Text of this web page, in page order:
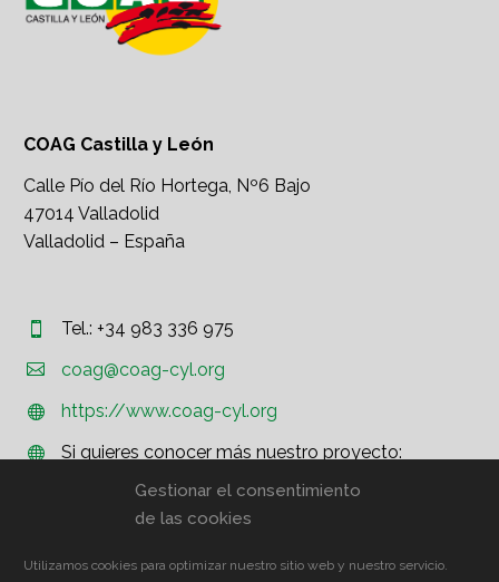
Gestionar el consentimiento
de las cookies
Utilizamos cookies para optimizar nuestro sitio web y nuestro servicio.
COAG Castilla y León
Calle Pío del Río Hortega, Nº6 Bajo
47014 Valladolid
Valladolid – España

 Tel.: +34 983 336 975

 coag@coag-cyl.org

 https://www.coag-cyl.org


Si quieres conocer más nuestro proyecto:
http://www.coag.org